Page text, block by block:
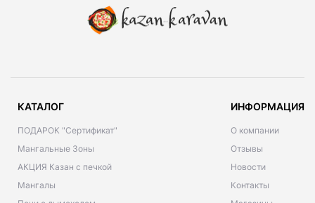
КАТАЛОГ
ПОДАРОК "Сертификат"
Мангальные Зоны
АКЦИЯ Казан с печкой
Мангалы
ИНФОРМАЦИЯ
О компании
Отзывы
Новости
Контакты